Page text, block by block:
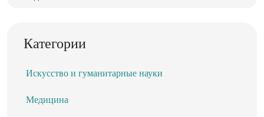
Категории
Искусство и гуманитарные науки
Медицина